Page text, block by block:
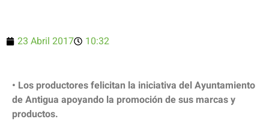
23 Abril 2017 10:32
• Los productores felicitan la iniciativa del Ayuntamiento
de Antigua apoyando la promoción de sus marcas y
productos.